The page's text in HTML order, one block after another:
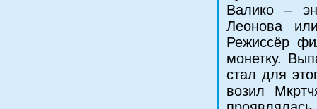
Валико –
Леонова
Режиссёр
монетку.
стал для
возил